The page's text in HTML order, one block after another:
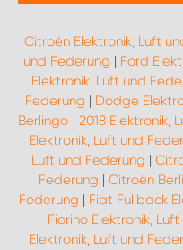
Citroën Elektronik, Luft
und Federung | Ford
Elektronik, Luft und
Federung | Dodge
Berlingo -2018 Elektronik,
Elektronik, Luft und
Luft und Federung |
Federung | Citroën
Federung | Fiat Fullback
Fiorino Elektronik,
Elektronik, Luft und